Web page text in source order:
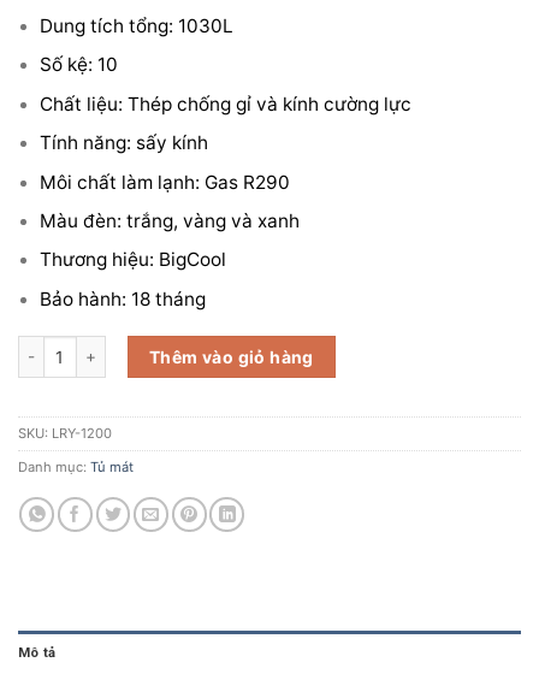
Dung tích tổng: 1030L
Số kệ: 10
Chất liệu: Thép chống gỉ và kính cường lực
Tính năng: sấy kính
Môi chất làm lạnh: Gas R290
Màu đèn: trắng, vàng và xanh
Thương hiệu: BigCool
Bảo hành: 18 tháng
Tủ mát 2 cánh quạt lạnh sấy kính Luxury LRY-1200 số lượng
Thêm vào giỏ hàng
SKU: LRY-1200
Danh mục: Tủ mát
Mô tả